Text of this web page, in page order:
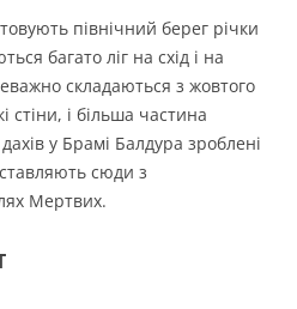
північний берег річки
багато ліг на схід і на
складаються з жовтого
стіни, і більша частина
у Брамі Балдура зроблені
сюди з
Мертвих.